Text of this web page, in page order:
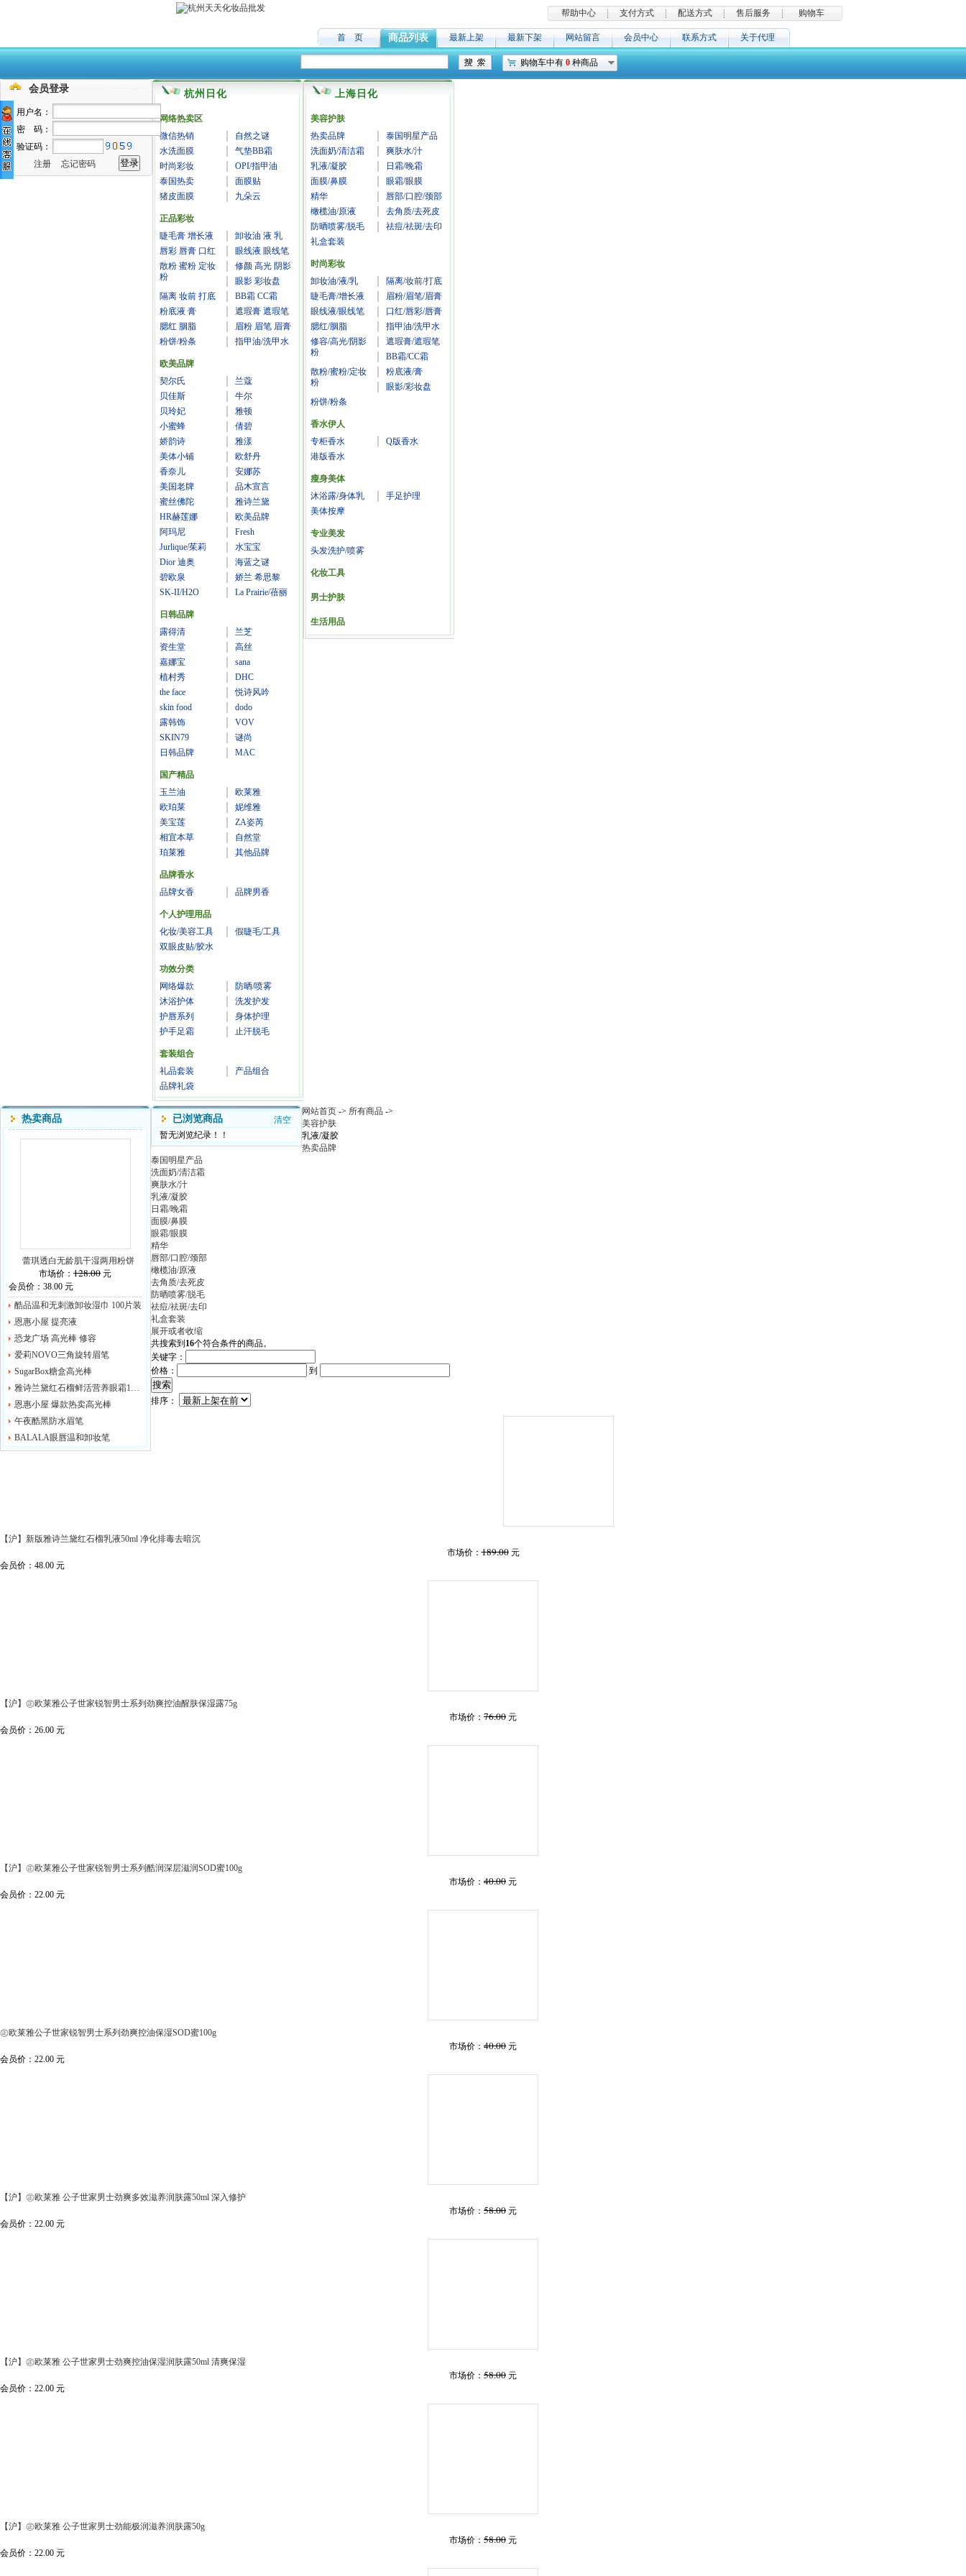
帮助中心 支付方式 配送方式 售后服务 购物车
首 页 商品列表 最新上架 最新下架 网站留言 会员中心 联系方式 关于代理
购物车中有 0 种商品
会员登录
用户名：
密 码：
验证码：
注册
忘记密码
杭州日化
网络热卖区
微信热销
自然之谜
水洗面膜
气垫BB霜
时尚彩妆
OPI/指甲油
泰国热卖
面膜贴
猪皮面膜
九朵云
正品彩妆
睫毛膏 增长液
卸妆油 液 乳
唇彩 唇膏 口红
眼线液 眼线笔
散粉 蜜粉 定妆
粉
修颜 高光 阴影
眼影 彩妆盘
隔离 妆前 打底
BB霜 CC霜
粉底液 膏
遮瑕膏 遮瑕笔
腮红 胭脂
眉粉 眉笔 眉膏
粉饼/粉条
指甲油/洗甲水
欧美品牌
契尔氏
兰蔻
贝佳斯
牛尔
贝玲妃
雅顿
小蜜蜂
倩碧
娇韵诗
雅漾
美体小铺
欧舒丹
香奈儿
安娜苏
美国老牌
品木宣言
蜜丝佛陀
雅诗兰黛
HR赫莲娜
欧美品牌
阿玛尼
Fresh
Jurlique/茱莉
水宝宝
Dior 迪奥
海蓝之谜
碧欧泉
娇兰 希思黎
SK-II/H2O
La Prairie/蓓丽
日韩品牌
露得清
兰芝
资生堂
高丝
嘉娜宝
sana
植村秀
DHC
the face
悦诗风吟
skin food
dodo
露韩饰
VOV
SKIN79
谜尚
日韩品牌
MAC
国产精品
玉兰油
欧莱雅
欧珀莱
妮维雅
美宝莲
ZA姿芮
相宜本草
自然堂
珀莱雅
其他品牌
品牌香水
品牌女香
品牌男香
个人护理用品
化妆/美容工具
假睫毛/工具
双眼皮贴/胶水
功效分类
网络爆款
防晒/喷雾
沐浴护体
洗发护发
护唇系列
身体护理
护手足霜
止汗脱毛
套装组合
礼品套装
产品组合
品牌礼袋
上海日化
美容护肤
热卖品牌
泰国明星产品
洗面奶/清洁霜
爽肤水/汁
乳液/凝胶
日霜/晚霜
面膜/鼻膜
眼霜/眼膜
精华
唇部/口腔/颈部
橄榄油/原液
去角质/去死皮
防晒喷雾/脱毛
祛痘/祛斑/去印
礼盒套装
时尚彩妆
卸妆油/液/乳
隔离/妆前/打底
睫毛膏/增长液
眉粉/眉笔/眉膏
眼线液/眼线笔
口红/唇彩/唇膏
腮红/胭脂
指甲油/洗甲水
修容/高光/阴影
粉
遮瑕膏/遮瑕笔
BB霜/CC霜
散粉/蜜粉/定妆
粉
粉底液/膏
眼影/彩妆盘
粉饼/粉条
香水伊人
专柜香水
Q版香水
港版香水
瘦身美体
沐浴露/身体乳
手足护理
美体按摩
专业美发
头发洗护/喷雾
化妆工具
男士护肤
生活用品
热卖商品
蕾琪透白无龄肌干湿两用粉饼
市场价： 128.00 元
会员价： 38.00 元
酷品温和无刺激卸妆湿巾 100片装
恩惠小屋 提亮液
恐龙广场 高光棒 修容
爱莉NOVO三角旋转眉笔
SugarBox糖盒高光棒
雅诗兰黛红石榴鲜活营养眼霜15ml/眼部啫喱
恩惠小屋 爆款热卖高光棒
午夜酷黑防水眉笔
BALALA眼唇温和卸妆笔
已浏览商品
清空
暂无浏览纪录！！
网站首页 -> 所有商品 ->
美容护肤
乳液/凝胶
热卖品牌
泰国明星产品
洗面奶/清洁霜
爽肤水/汁
乳液/凝胶
日霜/晚霜
面膜/鼻膜
眼霜/眼膜
精华
唇部/口腔/颈部
橄榄油/原液
去角质/去死皮
防晒喷雾/脱毛
祛痘/祛斑/去印
礼盒套装
展开或者收缩
共搜索到 16个符合条件的商品。
关键字：
价格：
到
搜索
排序：
【沪】新版雅诗兰黛红石榴乳液50ml 净化排毒去暗沉
市场价：189.00元
会员价： 48.00 元
【沪】㊣欧莱雅公子世家锐智男士系列劲爽控油醒肤保湿露75g
市场价： 76.00 元
会员价： 26.00 元
【沪】㊣欧莱雅公子世家锐智男士系列酷润深层滋润SOD蜜100g
市场价： 40.00 元
会员价： 22.00 元
㊣欧莱雅公子世家锐智男士系列劲爽控油保湿SOD蜜100g
市场价： 40.00 元
会员价： 22.00 元
【沪】㊣欧莱雅 公子世家男士劲爽多效滋养润肤露50ml 深入修护
市场价： 58.00 元
会员价： 22.00 元
【沪】㊣欧莱雅 公子世家男士劲爽控油保湿润肤露50ml 清爽保湿
市场价： 58.00 元
会员价： 22.00 元
【沪】㊣欧莱雅 公子世家男士劲能极润滋养润肤露50g
市场价： 58.00 元
会员价： 22.00 元